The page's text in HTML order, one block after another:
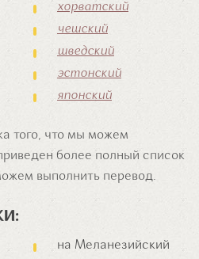
хорватский
чешский
шведский
эстонский
японский
того, что мы можем
более полный список
выполнить перевод.
на Меланезийский